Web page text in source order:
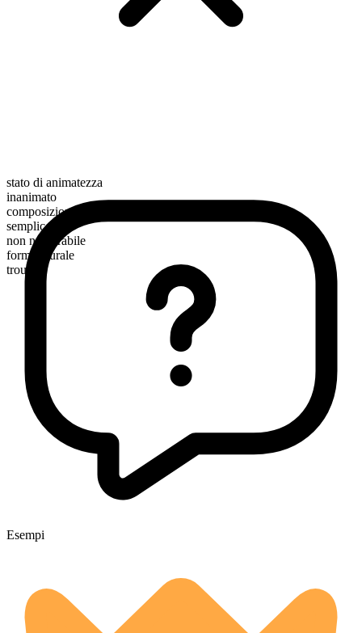
stato di animatezza
inanimato
composizione morfologica
semplice
non numerabile
forma plurale
trousers
Esempi